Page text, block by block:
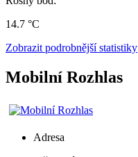
14.7 °C
Zobrazit podrobnější statistiky
Mobilní Rozhlas
Adresa